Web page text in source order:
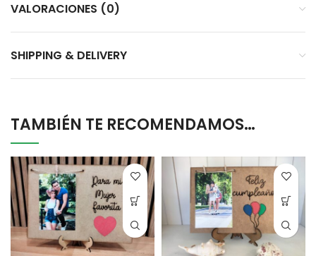
VALORACIONES (0)
SHIPPING & DELIVERY
TAMBIÉN TE RECOMENDAMOS…